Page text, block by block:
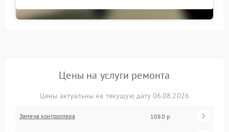
Цены на услуги ремонта
Цены актуальны на текущую дату 06.08.2026
Замена контроллера 1080 р